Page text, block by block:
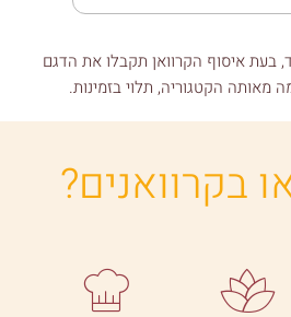
בעת איסוף הקרוואן תקבלו את הדגם
מאותה הקטגוריה, תלוי בזמינות.
בקרוואנים?